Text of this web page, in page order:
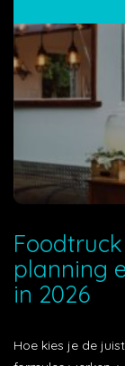
planning
in 2026
Hoe kies je de